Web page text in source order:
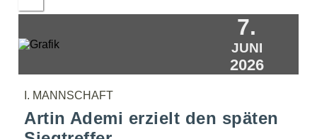
7.
JUNI
2026
I. MANNSCHAFT
Artin Ademi erzielt den späten